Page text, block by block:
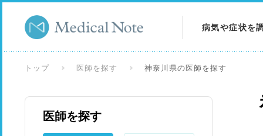
病気や症状を
トップ 医師を探す 神奈川県の医師を探す
医師を探す